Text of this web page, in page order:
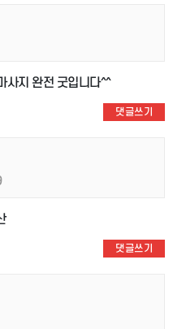
사지 완전 굿입니다^^
댓글쓰기
댓글쓰기